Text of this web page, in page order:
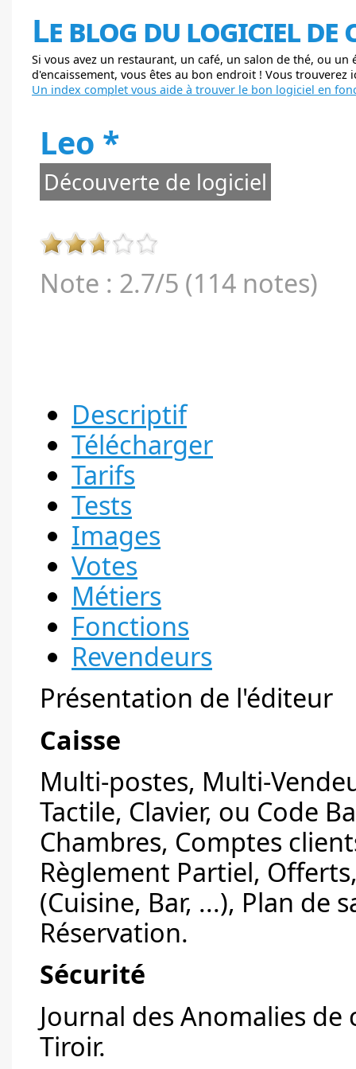
Le blog du logiciel de
Si vous avez un restaurant, un café, un salon de thé, ou
d'encaissement, vous êtes au bon endroit ! Vous
Un index complet vous aide à trouver le bon logiciel en
Leo *
Découverte de logiciel
Note : 2.7/5 (114 notes)
Descriptif
Télécharger
Tarifs
Tests
Images
Votes
Métiers
Fonctions
Revendeurs
Présentation de l'éditeur
Caisse
Multi-postes, Multi-
Tactile, Clavier, ou Code
Chambres, Comptes
Règlement Partiel,
(Cuisine, Bar, ...), Plan de
Réservation.
Sécurité
Journal des Anomalies
Tiroir.